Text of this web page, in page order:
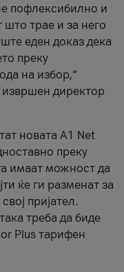
пофлексибилно и
што трае и за него
еден доказ дека
преку
на избор,“
извршен директор
новата А1 Net
преку
имаат можност да
ќе ги разменат за
пријател.
треба да биде
Plus тарифен